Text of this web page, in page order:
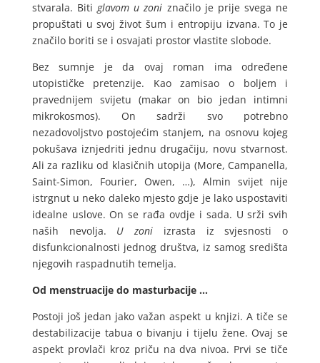
stvarala. Bitiglavom u zoni značilo je prije svega ne
propuštati u svoj život šum i entropiju izvana. To je
značilo boriti se i osvajati prostor vlastite slobode.
Bez sumnje je da ovaj roman ima određene
utopističke pretenzije. Kao zamisao o boljem i
pravednijem svijetu (makar on bio jedan intimni
mikrokosmos). On sadrži svo potrebno
nezadovoljstvo postojećim stanjem, na osnovu kojeg
pokušava iznjedriti jednu drugačiju, novu stvarnost.
Ali za razliku od klasičnih utopija (More, Campanella,
Saint-Simon, Fourier, Owen, …), Almin svijet nije
istrgnut u neko daleko mjesto gdje je lako uspostaviti
idealne uslove. On se rađa ovdje i sada. U srži svih
naših nevolja. U zoni izrasta iz svjesnosti o
disfunkcionalnosti jednog društva, iz samog središta
njegovih raspadnutih temelja.
Od menstruacije do masturbacije …
Postoji još jedan jako važan aspekt u knjizi. A tiče se
destabilizacije tabua o bivanju i tijelu žene. Ovaj se
aspekt provlači kroz priču na dva nivoa. Prvi se tiče